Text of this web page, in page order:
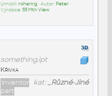
Umístil:rohanrg• Autor: Peter•
Výrobce:55 Mtn View
something.ipt
Křivka
kat:_Různé-Jiné
Inventor
part